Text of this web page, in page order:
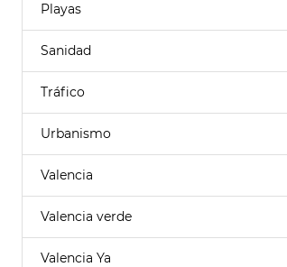
Playas
Sanidad
Tráfico
Urbanismo
Valencia
Valencia verde
Valencia Ya